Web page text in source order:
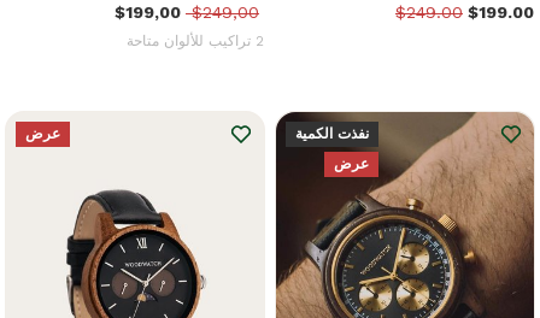
$249.00 $199.00
$249,00
$199,00
2 تراكيب للألوان متاحة
نفذت الكمية
عرض
عرض